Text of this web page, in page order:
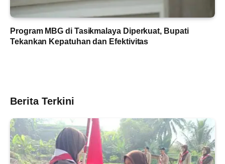
Program MBG di Tasikmalaya Diperkuat, Bupati
Tekankan Kepatuhan dan Efektivitas
Berita Terkini